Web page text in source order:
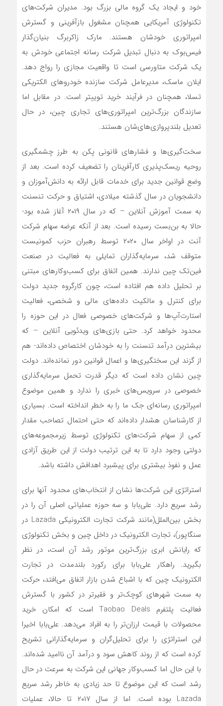
خود و ایجاد یک گروه مالی بزرگ بود. مدیران شرکت‌های
تکنولوژی آمریکایی همچنان مشغول بازآفرینی و گسترش
امپراتوری خودشان هستند. مارک زاکربرگ بنیان‌گذار
فیس‌بوک به دنبال تبدیل شرکت رسانه اجتماعی خودش به
یک شرکت متاورسی است تا واقعیت مجازی را رواج دهد.
ایلان ماسک، مدیرعامل شرکت سازنده خودروهای الکتریکی
تسلا، همچنان در فرآیند خرید توییتر است. در مقابل اما
سازندگان بزرگ‌ترین امپراتوری‌های تجاری چین، در حال
تعدیل بلندپروازی‌های‌شان هستند.
سخت‌گیری‌ها و فشارهای قانونی پکن به طرز چشمگیری
روحیه ریسک‌پذیری کارآفرینان را تضعیف کرده است. بعد از
وضع قوانین جدید برای خدمات قابل ارائه به دانش‌آموزان و
دانشجویان در سال گذشته میلادی، اشتیاق و حرکت تنسنت
به سمت آموزش آنلاین – که در سال ۲۰۱۹ آغاز شده بود-
حالا به بن‌بست رسیده است. بعد از آنکه عرضه سهام شرکت
آنت در اواخر سال ۲۰۲۰ توسط رهبران حزب کمونیست
متوقف شد، سرمایه‌گذاران تمایلی به فعالیت در صنعت
فین‌تک چین ندارند. همین اتفاق برای کسب‌وکارهای مبتنی
بر تحلیل داده هم افتاده است، چون کارگروه جدید دولت
برای کنترل و مالکیت داده‌های مالی و شخصی، فعالیت
استارت‌آپ‌ها و شرکت‌های خصوصی فعال در این حوزه را
محدود خواهد کرد. حتی بازی‌های ویدئویی آنلاین – که
بیشترین درآمد تنسنت را به خودشان اختصاص داده‌اند- هم
از گزند این سختگیری‌ها و اعمال قوانین دور نمانده‌اند. دولت
چین نشان ‌داده است که دیگر قدرت تحمل سرمایه‌گذاری
خصوصی در سرویس‌های خبری را ندارد و همین موضوع
امپراتوری رسانه‌ای جک ما را به خطر انداخته است. بسیاری
از کارشناسان هشدار داده‌اند که حتی احتمال تصاحب مقدار
کمی از سهام شرکت‌های تکنولوژی توسط زیرمجموعه‌های
دولتی وجود دارد تا به این ترتیب دولت از این طریق آزادی
عمل و نفوذ بیشتری برای پیشبرد اهدافش داشته باشد.
استراتژی این شرکت‌ها نشان از انتخاب‌های محدود آنها برای
رشد سریع دارد. علی‌بابا و سه حوزه عملیاتی اصلی آن را در
بخش بین‌الملل(مانند شرکت تجارت الکترونیکی Lazada در
سنگاپور)، تجارت الکترونیک در داخل چین و بخش تکنولوژی
که رایانش ابری بزرگ‌ترین موتور رشد آن است، در نظر
بگیرید. راهکار علی‌بابا برای رکورد بلندمدت در تجارت
الکترونیک چین که با اشباع شدن بازار اتفاق می‌افتد، حرکت
به سمت شهرهای کوچک‌تر و فقیرتر در کشور با گسترش
فعالیت پلتفرم Taobao Deals است که امکان خرید
محصولات با قیمت ارزان‌تر را به افراد می‌دهد. علی‌بابا اخیرا
این استراتژی را برای تحلیل‌گران و سرمایه‌گذارانی تشریح
کرده است که از روند کاهش سود و درآمد آن ناامید شده‌اند.
با این حال اما کسب‌وکار جهانی این شرکت به سرعت در حال
رشد است که این موضوع تا حد زیادی به خاطر رشد سریع
Lazada بوده است. اما از سال ۲۰۱۷ تا حالا، عملیات